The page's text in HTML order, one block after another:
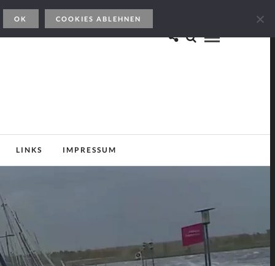
LINKS IMPRESSUM
OK COOKIES ABLEHNEN